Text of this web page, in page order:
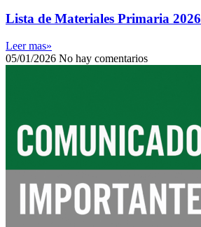
Lista de Materiales Primaria 2026
Leer mas»
05/01/2026 No hay comentarios